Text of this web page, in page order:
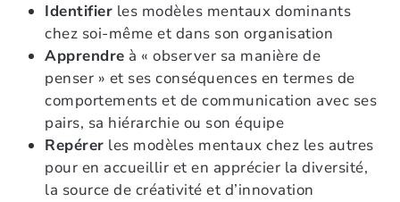
Identifier les modèles mentaux dominants
chez soi-même et dans son organisation
Apprendre à « observer sa manière de
penser » et ses conséquences en termes de
comportements et de communication avec ses
pairs, sa hiérarchie ou son équipe
Repérer les modèles mentaux chez les autres
pour en accueillir et en apprécier la diversité,
la source de créativité et d’innovation